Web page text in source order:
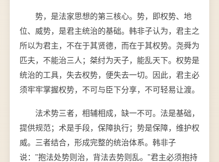
势，是法家思想的第三核心。势，即权势、地
位、威势，是君主统治的基础。韩非子认为，君主之
所以为君主，不在于其贤德，而在于其权势。尧舜为
匹夫，不能治三人；桀纣为天子，能乱天下。权势是
统治的工具，失去权势，便失去一切。因此，君主必
须牢牢掌握权势，不可与臣下分享，不可轻易让渡。
法术势三者，相辅相成，缺一不可。法是基础，
提供规范；术是手段，保障执行；势是保障，维护权
威。三者结合，形成完整的统治体系。韩非子
说："抱法处势则治，背法去势则乱。"君主必须抱持